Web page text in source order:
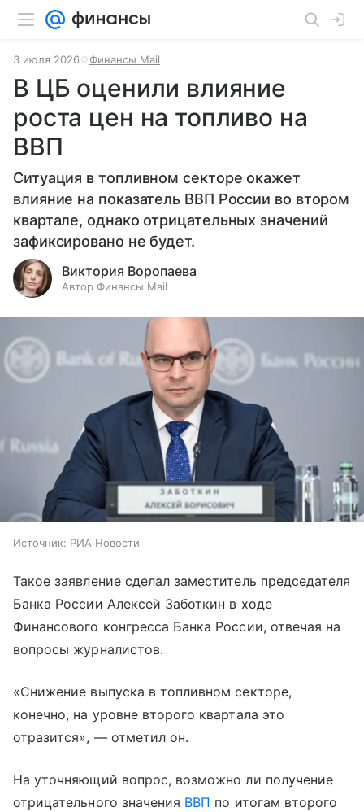
3 июля 2026 Финансы Mail
В ЦБ оценили влияние
роста цен на топливо на
ВВП
Ситуация в топливном секторе окажет
влияние на показатель ВВП России во втором
квартале, однако отрицательных значений
зафиксировано не будет.
Виктория Воропаева
Автор Финансы Mail
Источник: РИА Новости
Такое заявление сделал заместитель председателя
Банка России Алексей Заботкин в ходе
Финансового конгресса Банка России, отвечая на
вопросы журналистов.
«Снижение выпуска в топливном секторе,
конечно, на уровне второго квартала это
отразится», — отметил он.
На уточняющий вопрос, возможно ли получение
отрицательного значения ВВП по итогам второго